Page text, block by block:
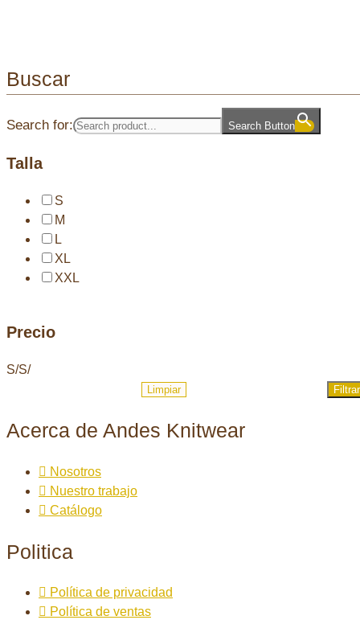
Buscar
Search for: Search Button
Talla
S
M
L
XL
XXL
Precio
S/S/
Limpiar Filtrar
Acerca de Andes Knitwear
Nosotros
Nuestro trabajo
Catálogo
Politica
Política de privacidad
Política de ventas